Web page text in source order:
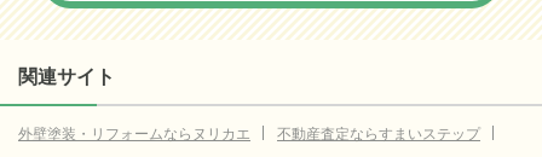
関連サイト
外壁塗装・リフォームならヌリカエ
不動産査定ならすまいステップ